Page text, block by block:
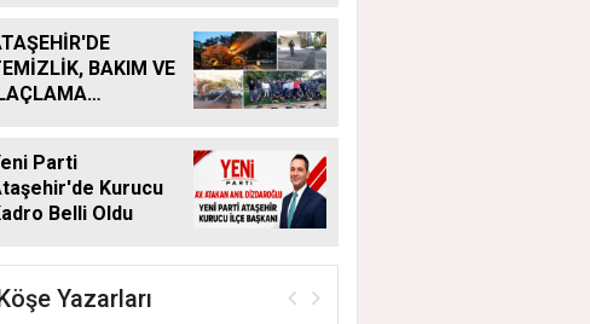
BAKIM VE
Parti
Kurucu
Belli Oldu
Yazarları